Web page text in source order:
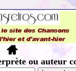
ou auteur